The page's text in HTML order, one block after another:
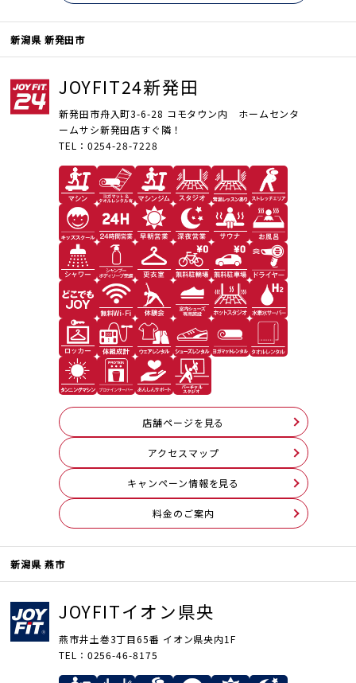
新潟県 新発田市
JOYFIT24新発田
新発田市舟入町3-6-28 コモタウン内 ホームセンタ
ームサシ新発田店すぐ隣！
TEL：0254-28-7228
店舗ページを見る
アクセスマップ
キャンペーン情報を見る
料⾦のご案内
新潟県 燕市
JOYFITイオン県央
燕市井土巻3丁目65番 イオン県央内1F
TEL：0256-46-8175